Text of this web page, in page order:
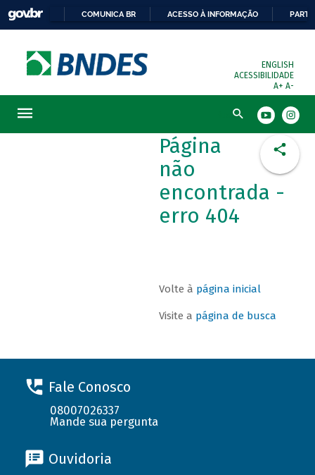
COMUNICA BR ACESSO À INFORMAÇÃO
ENGLISH
ACESSIBILIDADE
A+ A-
Busca
Página
não
encontrada -
erro 404
Volte à página inicial
Visite a página de busca
Fale Conosco
08007026337
Mande sua pergunta
Ouvidoria